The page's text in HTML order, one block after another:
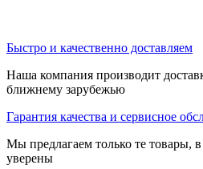
Быстро и качественно доставляем
Наша компания производит
ближнему зарубежью
Гарантия качества и сервисное
Мы предлагаем только те товары,
уверены